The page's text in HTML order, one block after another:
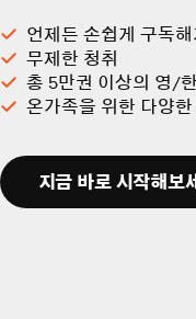
언제든 손쉽게 구독
무제한 청취
총 5만권 이상의 영/
온가족을 위한 다양
지금 바로 시작해보